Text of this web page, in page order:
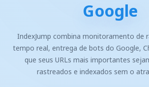
Google
IndexJump combina monitoramento de
tempo real, entrega de bots do Google,
que seus URLs mais importantes
rastreados e indexados sem o